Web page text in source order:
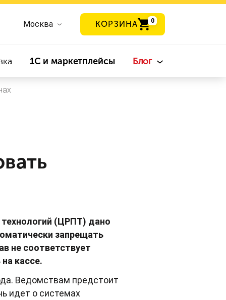
Москва КОРЗИНА 0
1С и маркетплейсы Блог
технологий (ЦРПТ) дано
запрещать
не соответствует
кассе.
Ведомствам предстоит
идет о системах